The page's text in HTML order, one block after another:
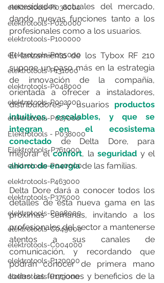
elektrotools-P036000
elektrotools-P020000
elektrotools-P100000
elektrotools-P035000
elektrotools-P131000
elektrotools-P048000
elektrotools-P092000
elektrotools-P027000
Elektrotools - P038000
Elektrotools-P761000
elektrotools-P040000
elektrotools-P463000
elektrotools-P375000
elektrotools-P098000
elektrotools-C049000
elektrotools-C004000
elektrotools-P120000
elektrotools-P179000
necesidades actuales del mercado,
dando nuevas funciones tanto a los
profesionales como a los usuarios.
El lanzamiento de los Tybox RF 210
supone un paso más en la estrategia
de innovación de la compañía,
orientada a ofrecer a instaladores,
distribuidores y usuarios productos
intuitivos, escalables, y que se
integran en el ecosistema
conectado de Delta Dore, para
mejorar el confort, la seguridad
y el
ahorro de energía de las familias.
Delta Dore dará a conocer todos los
detalles de esta nueva gama en las
próximas semanas, invitando a los
profesionales del sector a mantenerse
atentos a sus canales de
comunicación, y recordando que
podrán conocer de primera mano
todas las funciones y beneficios de la